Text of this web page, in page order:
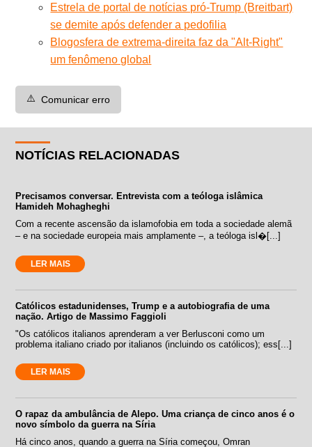
Estrela de portal de notícias pró-Trump (Breitbart)
se demite após defender a pedofilia
Blogosfera de extrema-direita faz da "Alt-Right"
um fenômeno global
⚠️ Comunicar erro
NOTÍCIAS RELACIONADAS
Precisamos conversar. Entrevista com a teóloga islâmica
Hamideh Mohagheghi
Com a recente ascensão da islamofobia em toda a sociedade alemã
– e na sociedade europeia mais amplamente –, a teóloga isl�[...]
LER MAIS
Católicos estadunidenses, Trump e a autobiografia de uma
nação. Artigo de Massimo Faggioli
"Os católicos italianos aprenderam a ver Berlusconi como um
problema italiano criado por italianos (incluindo os católicos); ess[...]
LER MAIS
O rapaz da ambulância de Alepo. Uma criança de cinco anos é o
novo símbolo da guerra na Síria
Há cinco anos, quando a guerra na Síria começou, Omran